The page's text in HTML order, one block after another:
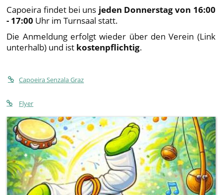
Capoeira findet bei uns jeden Donnerstag von 16:00
- 17:00 Uhr im Turnsaal statt.
Die Anmeldung erfolgt wieder über den Verein (Link
unterhalb) und ist kostenpflichtig.
Capoeira Senzala Graz
Flyer